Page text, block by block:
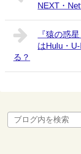
NEXT・
『猿の惑
はHulu・
る？